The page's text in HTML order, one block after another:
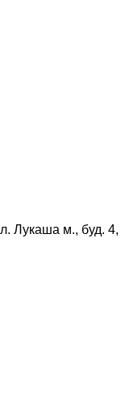
Лукаша м., буд. 4,